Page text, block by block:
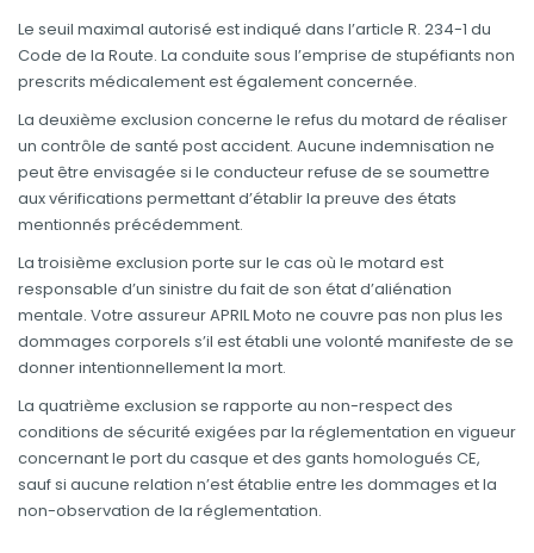
Le seuil maximal autorisé est indiqué dans l’article R. 234-1 du
Code de la Route. La conduite sous l’emprise de stupéfiants non
prescrits médicalement est également concernée.
La deuxième exclusion concerne le refus du motard de réaliser
un contrôle de santé post accident. Aucune indemnisation ne
peut être envisagée si le conducteur refuse de se soumettre
aux vérifications permettant d’établir la preuve des états
mentionnés précédemment.
La troisième exclusion porte sur le cas où le motard est
responsable d’un sinistre du fait de son état d’aliénation
mentale. Votre assureur APRIL Moto ne couvre pas non plus les
dommages corporels s’il est établi une volonté manifeste de se
donner intentionnellement la mort.
La quatrième exclusion se rapporte au non-respect des
conditions de sécurité exigées par la réglementation en vigueur
concernant le port du casque et des gants homologués CE,
sauf si aucune relation n’est établie entre les dommages et la
non-observation de la réglementation.